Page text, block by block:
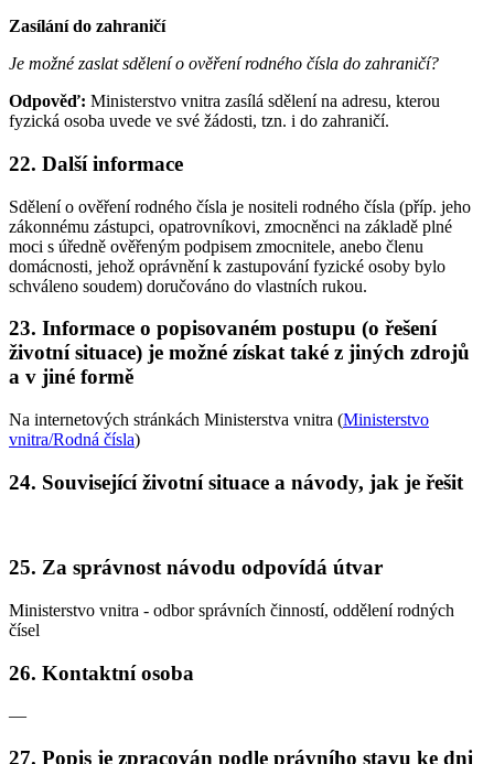
Zasílání do zahraničí
Je možné zaslat sdělení o ověření rodného čísla do zahraničí?
Odpověď: Ministerstvo vnitra zasílá sdělení na adresu, kterou
fyzická osoba uvede ve své žádosti, tzn. i do zahraničí.
22. Další informace
Sdělení o ověření rodného čísla je nositeli rodného čísla (příp. jeho
zákonnému zástupci, opatrovníkovi, zmocněnci na základě plné
moci s úředně ověřeným podpisem zmocnitele, anebo členu
domácnosti, jehož oprávnění k zastupování fyzické osoby bylo
schváleno soudem) doručováno do vlastních rukou.
23. Informace o popisovaném postupu (o řešení
životní situace) je možné získat také z jiných zdrojů
a v jiné formě
Na internetových stránkách Ministerstva vnitra (Ministerstvo
vnitra/Rodná čísla)
24. Související životní situace a návody, jak je řešit
25. Za správnost návodu odpovídá útvar
Ministerstvo vnitra - odbor správních činností, oddělení rodných
čísel
26. Kontaktní osoba
—
27. Popis je zpracován podle právního stavu ke dni